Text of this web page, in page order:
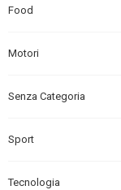
Food
Motori
Senza Categoria
Sport
Tecnologia